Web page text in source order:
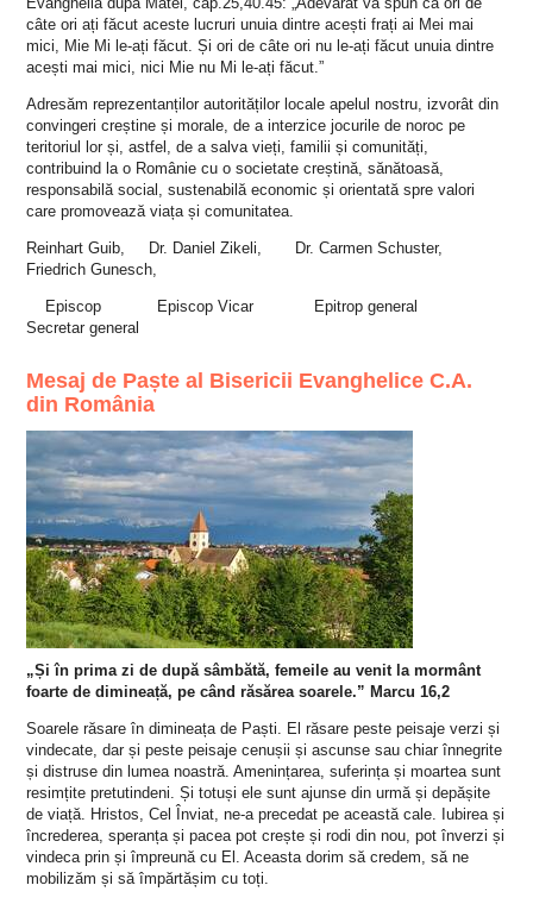
câte ori ați făcut aceste lucruri unuia dintre acești frați ai Mei mai
mici, Mie Mi le-ați făcut. Și ori de câte ori nu le-ați făcut unuia dintre
acești mai mici, nici Mie nu Mi le-ați făcut.”
Adresăm reprezentanților autorităților locale apelul nostru, izvorât din
convingeri creștine și morale, de a interzice jocurile de noroc pe
teritoriul lor și, astfel, de a salva vieți, familii și comunități,
contribuind la o Românie cu o societate creștină, sănătoasă,
responsabilă social, sustenabilă economic și orientată spre valori
care promovează viața și comunitatea.
Reinhart Guib,
Dr. Daniel Zikeli, Dr. Carmen Schuster,
Friedrich Gunesch,
Episcop Episcop Vicar Epitrop general
Secretar general
Mesaj de Paște al Bisericii Evanghelice C.A.
din România
„Și în prima zi de după sâmbătă, femeile au venit la mormânt
foarte de dimineață, pe când răsărea soarele.” Marcu 16,2
Soarele răsare în dimineața de Paști. El răsare peste peisaje verzi și
vindecate, dar și peste peisaje cenușii și ascunse sau chiar înnegrite
și distruse din lumea noastră. Amenințarea, suferința și moartea sunt
resimțite pretutindeni. Și totuși ele sunt ajunse din urmă și depășite
de viață. Hristos, Cel Înviat, ne-a precedat pe această cale. Iubirea și
încrederea, speranța și pacea pot crește și rodi din nou, pot înverzi și
vindeca prin și împreună cu El. Aceasta dorim să credem, să ne
mobilizăm și să împărtășim cu toți.